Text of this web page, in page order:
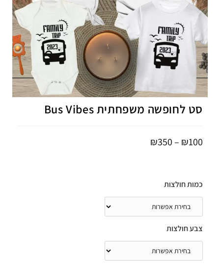
סט לחופשה משפחתית Bus Vibes
₪100
–
₪350
כמות חולצות
צבע חולצות